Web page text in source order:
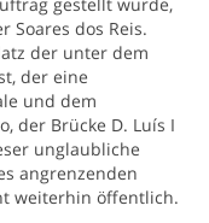
Soares dos Reis.
der unter dem
der eine
und dem
der Brücke D. Luís I
unglaubliche
angrenzenden
weiterhin öffentlich.